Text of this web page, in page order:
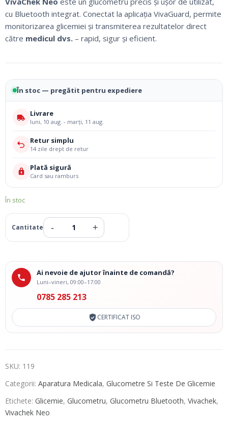
cu Bluetooth integrat. Conectat la aplicația VivaGuard, permite
monitorizarea glicemiei și transmiterea rezultatelor direct
către medicul dvs. – rapid, sigur și eficient.
În stoc — pregătit pentru expediere
Livrare
luni, 10 aug. - marți, 11 aug.
Retur simplu
14 zile drept de retur
Plată sigură
Card sau ramburs
În stoc
Ai nevoie de ajutor înainte de comandă?
Luni–vineri, 09:00–17:00
0785 285 213
CERTIFICAT ISO
SKU: 119
Categorii: Aparatura Medicala, Glucometre Si Teste De Glicemie
Etichete: Glicemie, Glucometru, Glucometru Bluetooth, Vivachek,
Vivachek Neo